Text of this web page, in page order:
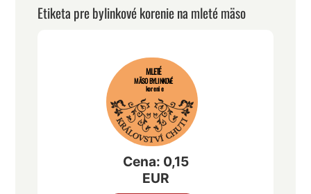
Etiketa pre bylinkové korenie na mleté mäso
MLETÉ
MÄSO BYLINKOVÉ
korenie
Cena: 0,15
EUR